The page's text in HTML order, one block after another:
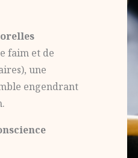
faim et de
une
engendrant